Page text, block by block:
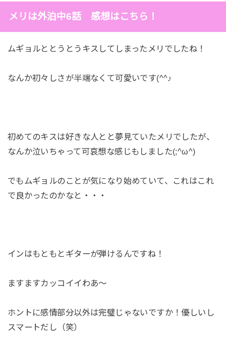
メリは外泊中6話 感想はこちら！
ムギョルととうとうキスしてしまったメリでしたね！
なんか初々しさが半端なくて可愛いです(^^♪
初めてのキスは好きな人とと夢見ていたメリでしたが、
なんか泣いちゃって可哀想な感じもしました(;^ω^)
でもムギョルのことが気になり始めていて、これはこれ
で良かったのかなと・・・
インはもともとギターが弾けるんですね！
ますますカッコイイわあ～
ホントに感情部分以外は完璧じゃないですか！優しいし
スマートだし（笑）